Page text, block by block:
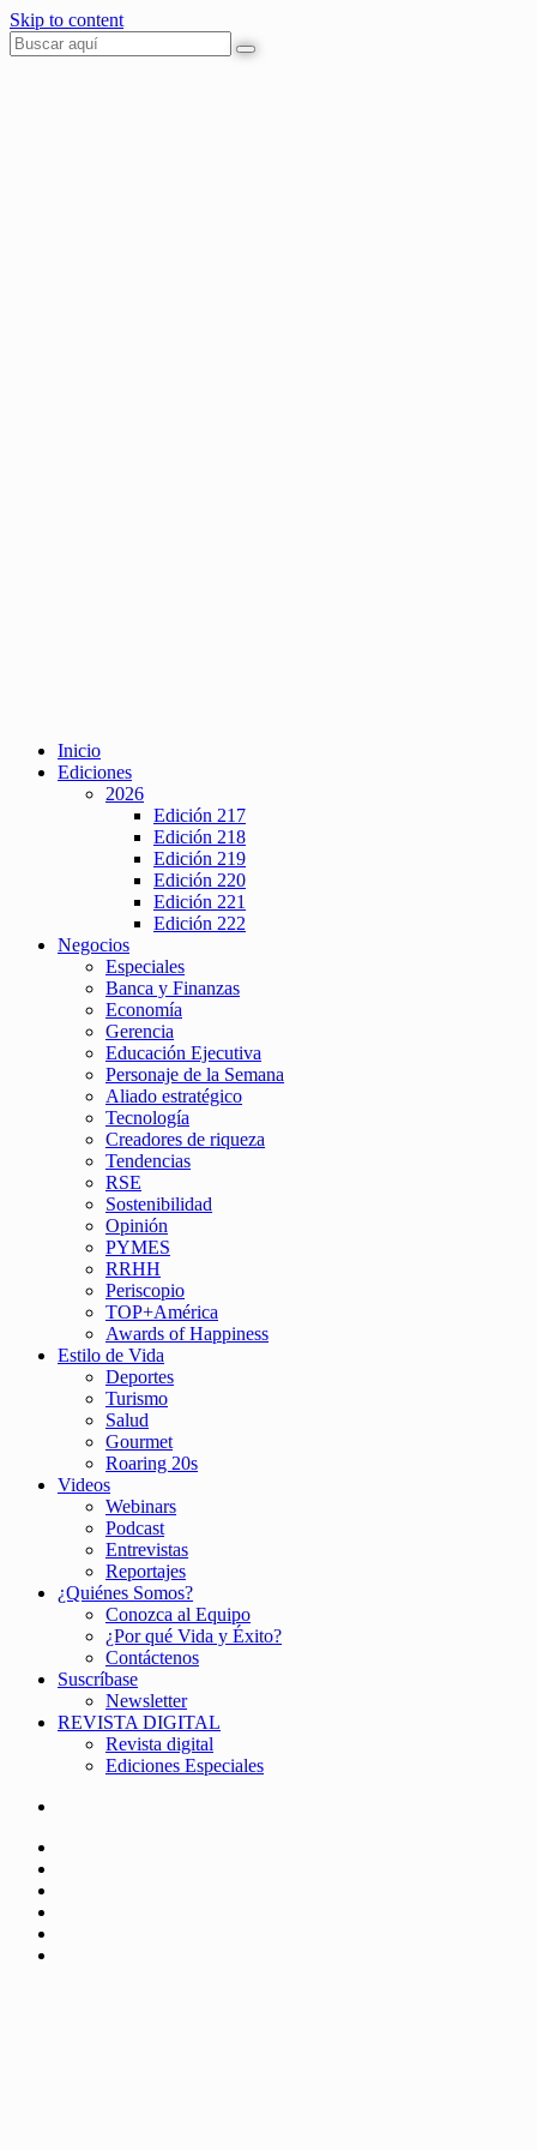
Skip to content
Inicio
Ediciones
2026
Edición 217
Edición 218
Edición 219
Edición 220
Edición 221
Edición 222
Negocios
Especiales
Banca y Finanzas
Economía
Gerencia
Educación Ejecutiva
Personaje de la Semana
Aliado estratégico
Tecnología
Creadores de riqueza
Tendencias
RSE
Sostenibilidad
Opinión
PYMES
RRHH
Periscopio
TOP+América
Awards of Happiness
Estilo de Vida
Deportes
Turismo
Salud
Gourmet
Roaring 20s
Videos
Webinars
Podcast
Entrevistas
Reportajes
¿Quiénes Somos?
Conozca al Equipo
¿Por qué Vida y Éxito?
Contáctenos
Suscríbase
Newsletter
REVISTA DIGITAL
Revista digital
Ediciones Especiales